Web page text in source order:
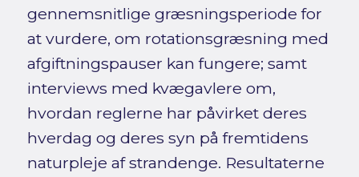
gennemsnitlige græsningsperiode for
at vurdere, om rotationsgræsning med
afgiftningspauser kan fungere; samt
interviews med kvægavlere om,
hvordan reglerne har påvirket deres
hverdag og deres syn på fremtidens
naturpleje af strandenge. Resultaterne